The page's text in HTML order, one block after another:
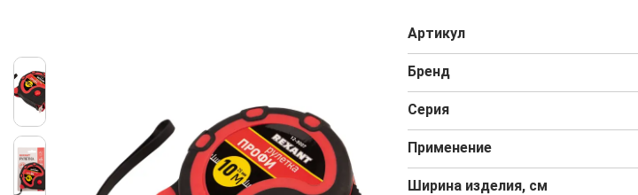
Артикул
Бренд
Серия
Применение
Ширина изделия, см